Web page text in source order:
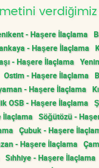
- Haşere İlaçlama
- Haşere İlaçlama
- Haşere İlaçlama
Ostim - Haşere İlaçlama
- Haşere İlaçlama
OSB - Haşere İlaçlama
İlaçlama Söğütözü -
Çubuk - Haşere
- Haşere İlaçlama
Sıhhiye - Haşere İlaçlama